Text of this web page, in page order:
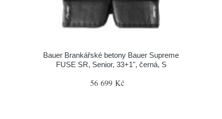
Bauer Brankářské betony Bauer Supreme
FUSE SR, Senior, 33+1", černá, S
56 699 Kč